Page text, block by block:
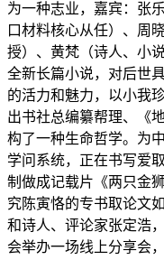
为一种志业，嘉宾：张
口材料核心从任）、周
授）、黄梵（诗人、小
全新长篇小说，对后世
的活力和魅力，以小我
出书社总编纂帮理、《
构了一种生命哲学。为
学问系统，正在书写爱
制做成记载片《两只金
究陈寅恪的专书取论文
和诗人、评论家张定浩
会举办一场线上分享会